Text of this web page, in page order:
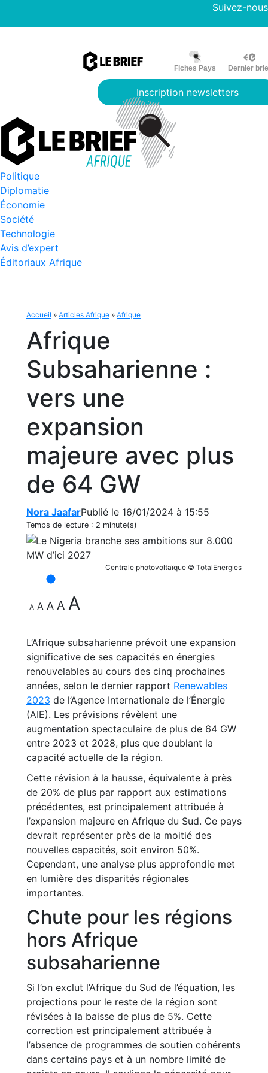
Suivez-nous
Fiches Pays Dernier
Inscription newsletters
Politique
Diplomatie
Économie
Société
Technologie
Avis d’expert
Éditoriaux Afrique
Accueil » Articles Afrique » Afrique
Afrique
Subsaharienne :
vers une
expansion
majeure avec plus
de 64 GW
Nora JaafarPublié le 16/01/2024 à 15:55
Temps de lecture : 2 minute(s)
Centrale photovoltaïque © TotalEnergies
A A A A A
L’Afrique subsaharienne prévoit une expansion
significative de ses capacités en énergies
renouvelables au cours des cinq prochaines
années, selon le dernier rapport Renewables
2023 de l’Agence Internationale de l’Énergie
(AIE). Les prévisions révèlent une
augmentation spectaculaire de plus de 64 GW
entre 2023 et 2028, plus que doublant la
capacité actuelle de la région.
Cette révision à la hausse, équivalente à près
de 20% de plus par rapport aux estimations
précédentes, est principalement attribuée à
l’expansion majeure en Afrique du Sud. Ce pays
devrait représenter près de la moitié des
nouvelles capacités, soit environ 50%.
Cependant, une analyse plus approfondie met
en lumière des disparités régionales
importantes.
Chute pour les régions
hors Afrique
subsaharienne
Si l’on exclut l’Afrique du Sud de l’équation, les
projections pour le reste de la région sont
révisées à la baisse de plus de 5%. Cette
correction est principalement attribuée à
l’absence de programmes de soutien cohérents
dans certains pays et à un nombre limité de